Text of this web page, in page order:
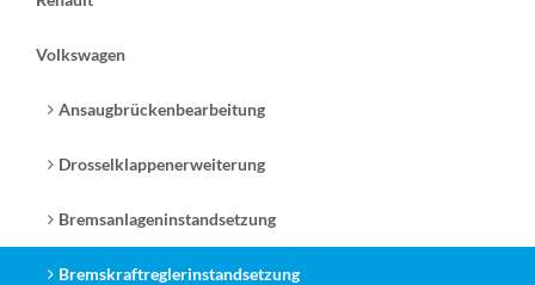
Volkswagen
Ansaugbrückenbearbeitung
Drosselklappenerweiterung
Bremsanlageninstandsetzung
Bremskraftreglerinstandsetzung